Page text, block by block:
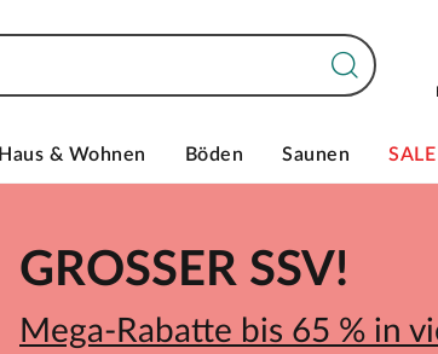
Haus & Wohnen Böden Saunen SALE
GROSSER SSV!
Mega-Rabatte bis 65 % in